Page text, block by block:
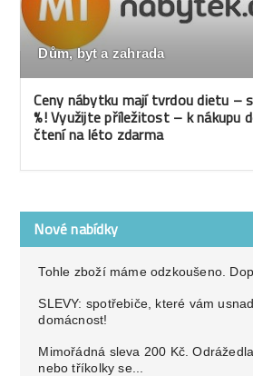
Dům, byt a zahrada
Ceny nábytku mají tvrdou dietu –
%! Využijte příležitost – k nákupu
čtení na léto zdarma
Nové nabídky
Tohle zboží máme odzkoušeno.
SLEVY: spotřebiče, které vám
domácnost!
Mimořádná sleva 200 Kč.
nebo tříkolky se...